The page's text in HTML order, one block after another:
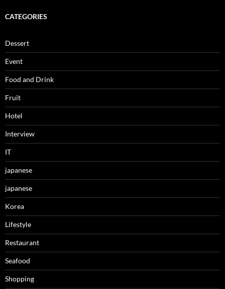
CATEGORIES
Dessert
Event
Food and Drink
Fruit
Hotel
Interview
IT
japanese
japanese
Korea
Lifestyle
Restaurant
Seafood
Shopping